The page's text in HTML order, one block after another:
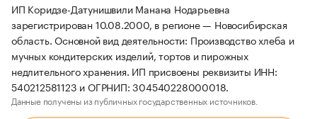
ИП Коридзе-Датунишвили Манана Нодарьевна
зарегистрирован 10.08.2000, в регионе — Новосибирская
область. Основной вид деятельности: Производство хлеба и
мучных кондитерских изделий, тортов и пирожных
недлительного хранения. ИП присвоены реквизиты ИНН:
540212581123 и ОГРНИП: 304540228000018.
Данные получены из публичных государственных источников.